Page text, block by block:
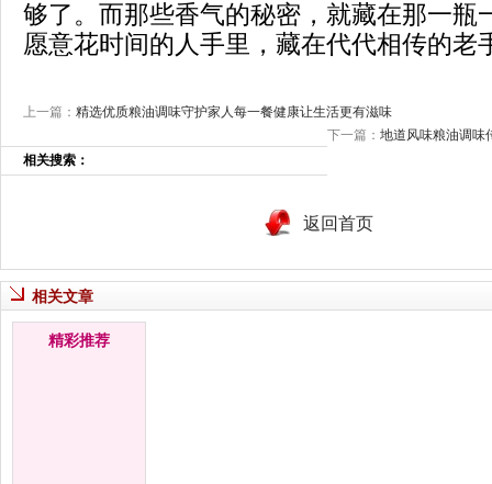
够了。而那些香气的秘密，就藏在那一瓶
愿意花时间的人手里，藏在代代相传的老
上一篇： 精选优质粮油调味守护家人每一餐健康让生活更有滋味
下一篇： 地道风味粮油调味
相关搜索：
返回首页
相关文章
精彩推荐